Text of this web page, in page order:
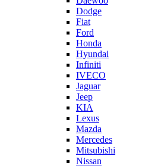
Dodge
Fiat
Ford
Honda
Hyundai
Infiniti
IVECO
Jaguar
Jeep
KIA
Lexus
Mazda
Mercedes
Mitsubishi
Nissan